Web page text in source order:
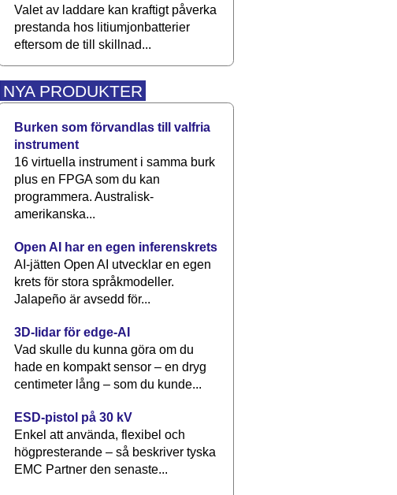
Valet av laddare kan kraftigt påverka
prestanda hos litiumjonbatterier
eftersom de till skillnad...
NYA PRODUKTER
Burken som förvandlas till valfria
instrument
16 virtuella instrument i samma burk
plus en FPGA som du kan
programmera. Australisk-
amerikanska...
Open AI har en egen inferenskrets
AI-jätten Open AI utvecklar en egen
krets för stora språkmodeller.
Jalapeño är avsedd för...
3D-lidar för edge-AI
Vad skulle du kunna göra om du
hade en kompakt sensor – en dryg
centimeter lång – som du kunde...
ESD-pistol på 30 kV
Enkel att använda, flexibel och
högpresterande – så beskriver tyska
EMC Partner den senaste...